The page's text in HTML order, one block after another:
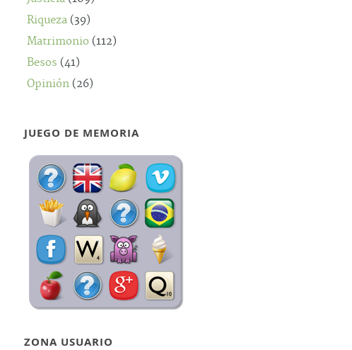
Riqueza (39)
Matrimonio (112)
Besos (41)
Opinión (26)
JUEGO DE MEMORIA
ZONA USUARIO